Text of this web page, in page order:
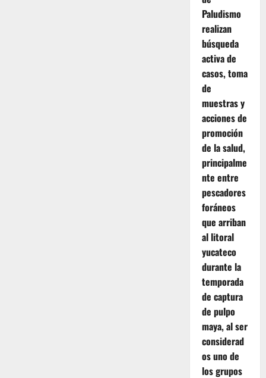
Paludismo
realizan
búsqueda
activa de
casos, toma
de
muestras y
acciones de
promoción
de la salud,
principalme
nte entre
pescadores
foráneos
que arriban
al litoral
yucateco
durante la
temporada
de captura
de pulpo
maya, al ser
considerad
os uno de
los grupos